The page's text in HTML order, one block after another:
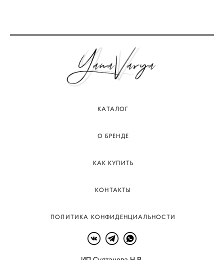
КАТАЛОГ
О БРЕНДЕ
КАК КУПИТЬ
КОНТАКТЫ
ПОЛИТИКА КОНФИДЕНЦИАЛЬНОСТИ